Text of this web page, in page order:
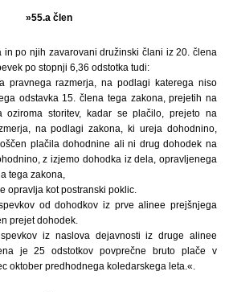
»55.a člen
in po njih zavarovani družinski člani iz 20. člena
po stopnji 6,36 odstotka tudi:
pravnega razmerja, na podlagi katerega niso
odstavka 15. člena tega zakona, prejetih na
oziroma storitev, kadar se plačilo, prejeto na
na podlagi zakona, ki ureja dohodnino,
plačila dohodnine ali ni drug dohodek na
z izjemo dohodka iz dela, opravljenega
tega zakona,
opravlja kot postranski poklic.
od dohodkov iz prve alinee prejšnjega
prejet dohodek.
iz naslova dejavnosti iz druge alinee
je 25 odstotkov povprečne bruto plače v
oktober predhodnega koledarskega leta.«.